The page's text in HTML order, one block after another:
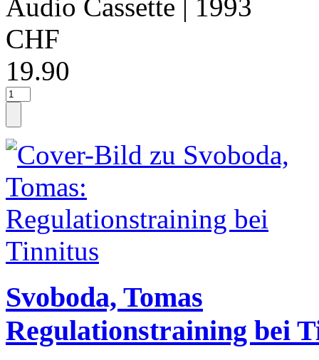
Audio Cassette | 1993
CHF
19.90
Svoboda, Tomas
Regulationstraining bei